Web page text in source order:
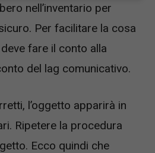
nell’inventario per
Per facilitare la cosa
fare il conto alla
del lag comunicativo.
l’oggetto apparirà in
Ripetere la procedura
Ecco quindi che